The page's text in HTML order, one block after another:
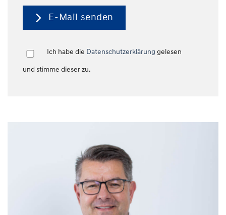
E-Mail senden
Ich habe die Datenschutzerklärung gelesen
und stimme dieser zu.